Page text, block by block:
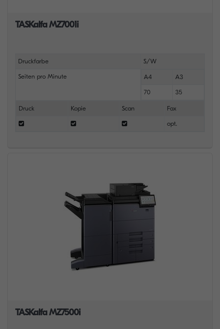
TASKalfa MZ7001i
Druckfarbe S/W
Seiten pro Minute A4 A3
70 35
Druck Kopie Scan Fax
opt.
TASKalfa MZ7500i